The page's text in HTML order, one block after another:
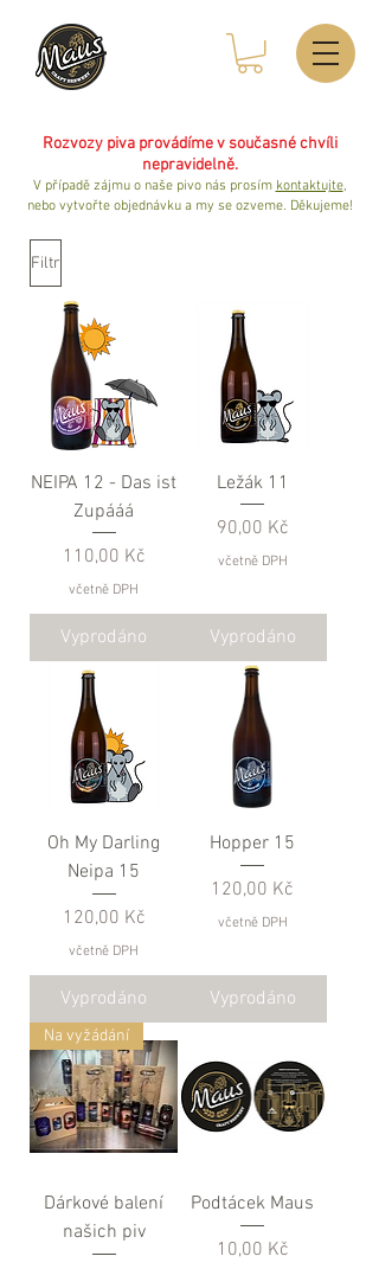
Rozvozy piva provádíme v současné chvíli
nepravidelně.
V případě zájmu o naše pivo nás prosím kontaktujte,
nebo vytvořte objednávku a my se ozveme. Děkujeme!
Filtr
NEIPA 12 - Das ist
Zupááá
Cena
110,00 Kč
včetně DPH
Vyprodáno
Ležák 11
Cena
90,00 Kč
včetně DPH
Vyprodáno
Oh My Darling
Neipa 15
Cena
120,00 Kč
včetně DPH
Vyprodáno
Hopper 15
Cena
120,00 Kč
včetně DPH
Vyprodáno
Na vyžádání
Dárkové balení
našich piv
Podtácek Maus
Cena
10,00 Kč